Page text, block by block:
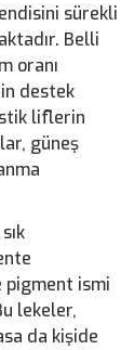
sürekli
Belli
oranı
destek
liflerin
güneş
pigment ismi
lekeler,
da kişide